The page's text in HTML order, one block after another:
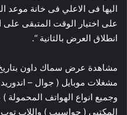
اليها فى الاعلي فى خانة موعد
على اختيار الوقت المتبقى
انطلاق العرض بالثانية “.
مشغلات موبايل ( جوال –
المكتبي ( حواسيب ) واللاب